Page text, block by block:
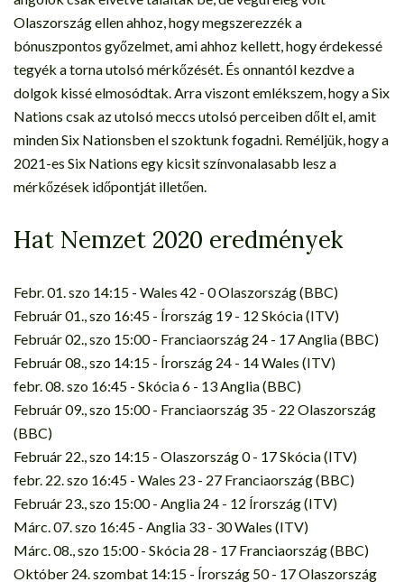
Olaszország ellen ahhoz, hogy megszerezzék a
bónuszpontos győzelmet, ami ahhoz kellett, hogy érdekessé
tegyék a torna utolsó mérkőzését. És onnantól kezdve a
dolgok kissé elmosódtak. Arra viszont emlékszem, hogy a Six
Nations csak az utolsó meccs utolsó perceiben dőlt el, amit
minden Six Nationsben el szoktunk fogadni. Reméljük, hogy a
2021-es Six Nations egy kicsit színvonalasabb lesz a
mérkőzések időpontját illetően.
Hat Nemzet 2020 eredmények
Febr. 01. szo 14:15 - Wales 42 - 0 Olaszország (BBC)
Február 01., szo 16:45 - Írország 19 - 12 Skócia (ITV)
Február 02., szo 15:00 - Franciaország 24 - 17 Anglia (BBC)
Február 08., szo 14:15 - Írország 24 - 14 Wales (ITV)
febr. 08. szo 16:45 - Skócia 6 - 13 Anglia (BBC)
Február 09., szo 15:00 - Franciaország 35 - 22 Olaszország
(BBC)
Február 22., szo 14:15 - Olaszország 0 - 17 Skócia (ITV)
febr. 22. szo 16:45 - Wales 23 - 27 Franciaország (BBC)
Február 23., szo 15:00 - Anglia 24 - 12 Írország (ITV)
Márc. 07. szo 16:45 - Anglia 33 - 30 Wales (ITV)
Márc. 08., szo 15:00 - Skócia 28 - 17 Franciaország (BBC)
Október 24. szombat 14:15 - Írország 50 - 17 Olaszország